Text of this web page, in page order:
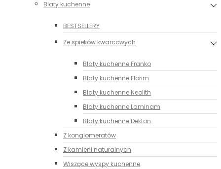
Blaty kuchenne
BESTSELLERY
Ze spieków kwarcowych
Blaty kuchenne Franko
Blaty kuchenne Florim
Blaty kuchenne Neolith
Blaty kuchenne Laminam
Blaty kuchenne Dekton
Z konglomeratów
Z kamieni naturalnych
Wiszące wyspy kuchenne